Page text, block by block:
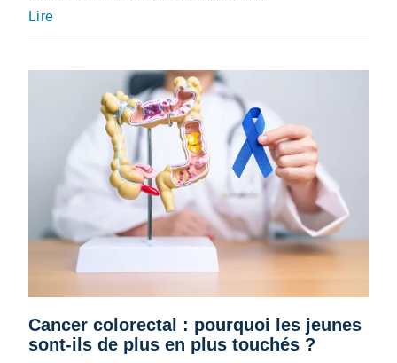
Lire
Cancer colorectal : pourquoi les jeunes
sont-ils de plus en plus touchés ?